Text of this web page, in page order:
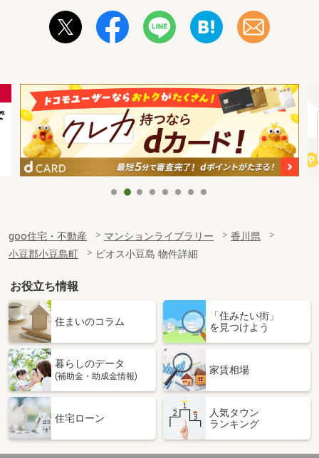
goo住宅・不動産 マンションライブラリー
香川県
小豆郡小豆島町
ビオス小豆島 物件詳細
お役立ち情報
住まいのコラム
「住みたい街」
を見つけよう
暮らしのデータ
(補助金・助成金情報)
家賃相場
住宅ローン
人気タウン
ランキング